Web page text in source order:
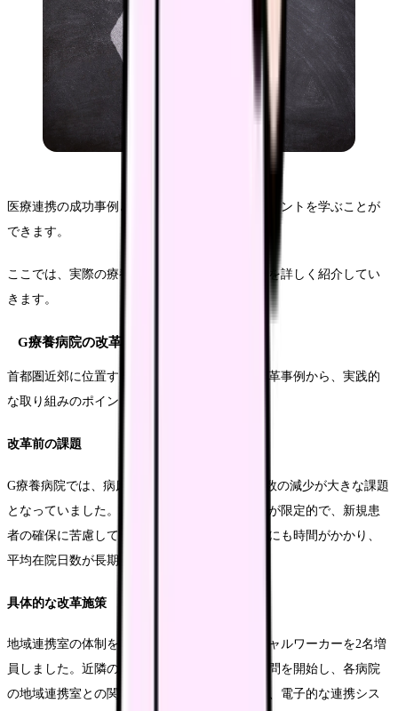
医療連携の成功事例と改善事例から、実践的なヒントを学ぶことが
できます。
ここでは、実際の療養型病院における取り組みを詳しく紹介してい
きます。
G療養病院の改革事例
首都圏近郊に位置する療養型病院の連携体制改革事例から、実践的
な取り組みのポイントを見ていきます。
改革前の課題
G療養病院では、病床稼働率の低下と紹介患者数の減少が大きな課題
となっていました。地域の急性期病院との連携が限定的で、新規患
者の確保に苦慮していました。また、退院調整にも時間がかかり、
平均在院日数が長期化する傾向にありました。
具体的な改革施策
地域連携室の体制を強化し、専従の医療ソーシャルワーカーを2名増
員しました。近隣の急性期病院への定期的な訪問を開始し、各病院
の地域連携室との関係構築を進めました。また、電子的な連携シス